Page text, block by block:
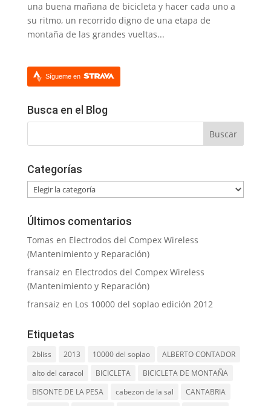
una buena mañana de bicicleta y hacer cada uno a
su ritmo, un recorrido digno de una etapa de
montaña de las grandes vueltas...
Sígueme en
Busca en el Blog
Categorías
Categorías
Últimos comentarios
Tomas en Electrodos del Compex Wireless
(Mantenimiento y Reparación)
fransaiz en Electrodos del Compex Wireless
(Mantenimiento y Reparación)
fransaiz en Los 10000 del soplao edición 2012
Etiquetas
2bliss 2013 10000 del soplao
ALBERTO CONTADOR
alto del caracol
BICICLETA
BICICLETA DE MONTAÑA
BISONTE DE LA PESA
cabezon de la sal
CANTABRIA